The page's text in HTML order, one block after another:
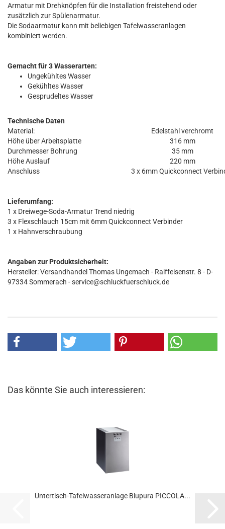
Armatur mit Drehknöpfen für die Installation freistehend oder
zusätzlich zur Spülenarmatur.
Die Sodaarmatur kann mit beliebigen Tafelwasseranlagen
kombiniert werden.
Gemacht für 3 Wasserarten:
Ungekühltes Wasser
Gekühltes Wasser
Gesprudeltes Wasser
Technische Daten
Material:
Edelstahl verchromt
Höhe über Arbeitsplatte
316 mm
Durchmesser Bohrung
35 mm
Höhe Auslauf
220 mm
Anschluss
3 x 6mm Quickconnect
Lieferumfang:
1 x Dreiwege-Soda-Armatur Trend niedrig
3 x Flexschlauch 15cm mit 6mm Quickconnect Verbinder
1 x Hahnverschraubung
Angaben zur Produktsicherheit:
Hersteller: Versandhandel Thomas Ungemach - Raiffeisenstr. 8 - D-
97334 Sommerach - service@schluckfuerschluck.de
Das könnte Sie auch interessieren:
Untertisch-Tafelwasseranlage Blupura PICCOLA...